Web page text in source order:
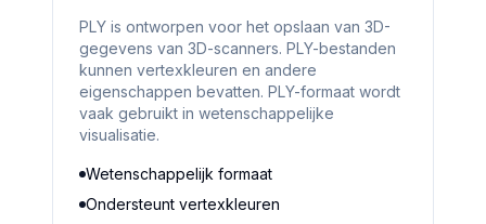
PLY is ontworpen voor het opslaan van 3D-
gegevens van 3D-scanners. PLY-bestanden
kunnen vertexkleuren en andere
eigenschappen bevatten. PLY-formaat wordt
vaak gebruikt in wetenschappelijke
visualisatie.
Wetenschappelijk formaat
Ondersteunt vertexkleuren